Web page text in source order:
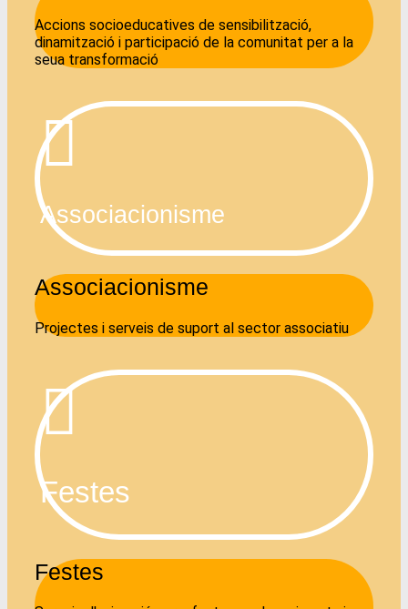
Accions socioeducatives de sensibilització,
dinamització i participació de la comunitat per a la
seua transformació
Associacionisme
Associacionisme
Projectes i serveis de suport al sector associatiu
Festes
Festes